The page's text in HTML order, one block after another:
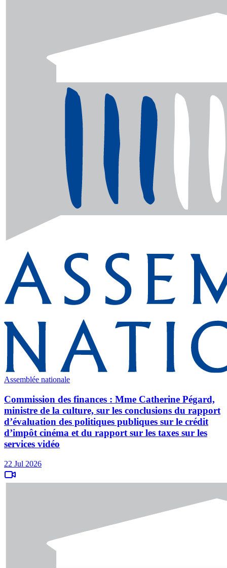
Assemblée nationale
Commission des finances : Mme Catherine Pégard,
ministre de la culture, sur les conclusions du rapport
d’évaluation des politiques publiques sur le crédit
d’impôt cinéma et du rapport sur les taxes sur les
services vidéo
22 Jul 2026